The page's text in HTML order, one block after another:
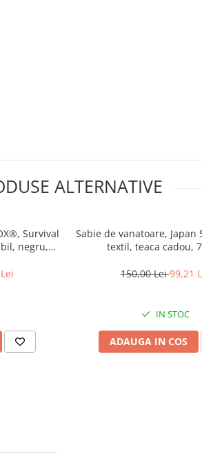
ALTERNATIVE
Survival
negru,
Sabie de vanatoare, Japan
textil, teaca cadou,
150,00 Lei99,21
IN STOC
ADAUGA IN COS